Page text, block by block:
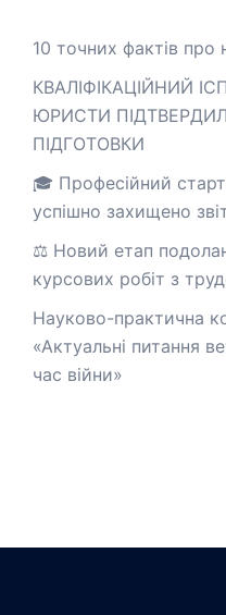
10 точних фактів про
КВАЛІФІКАЦІЙНИЙ
ЮРИСТИ
ПІДГОТОВКИ
🎓 Професійний
успішно захищено
⚖️ Новий етап
курсових робіт з
Науково-практична
«Актуальні питання
час війни»